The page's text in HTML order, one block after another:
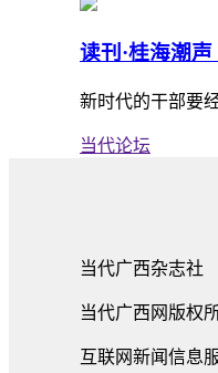
读刊·桂海潮
新时代的干部要
当代论坛
当代广西杂志社
当代广西网版权
互联网新闻信息